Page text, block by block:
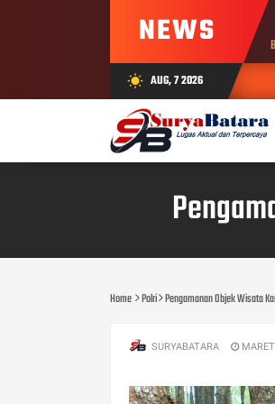
NEWS
wb_sunny AUG, 7 2026
Home Polri Pengamanan Objek Wisata
SURYABATARA